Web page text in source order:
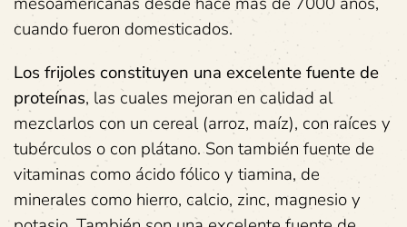
cuando fueron domesticados.
Los frijoles constituyen una excelente fuente de
proteínas, las cuales mejoran en calidad al
mezclarlos con un cereal (arroz, maíz), con raíces y
tubérculos o con plátano. Son también fuente de
vitaminas como ácido fólico y tiamina, de
minerales como hierro, calcio, zinc, magnesio y